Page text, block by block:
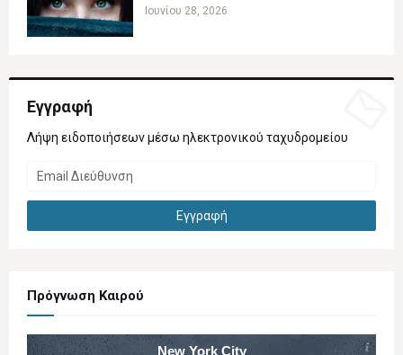
Ιουνίου 28, 2026
Εγγραφή
Λήψη ειδοποιήσεων μέσω ηλεκτρονικού ταχυδρομείου
Πρόγνωση Καιρού
New York City